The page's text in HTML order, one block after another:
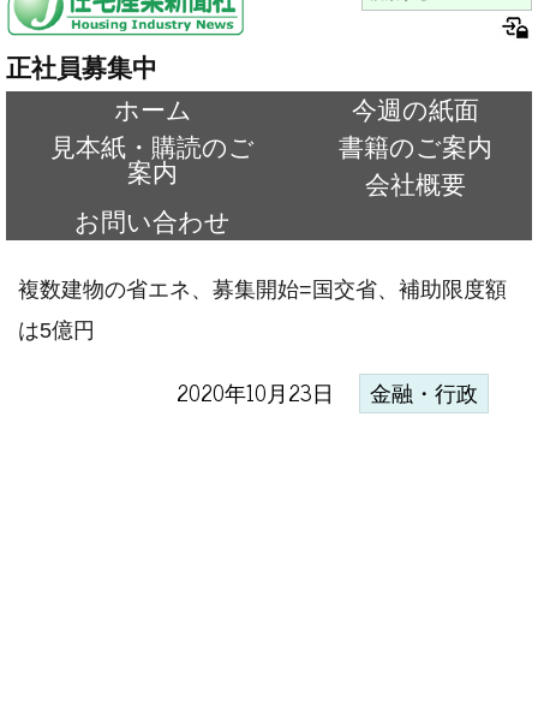
正社員募集中
ホーム
今週の紙面
見本紙・購読のご
案内
書籍のご案内
会社概要
お問い合わせ
複数建物の省エネ、募集開始=国交省、補助限度額
は5億円
2020年10月23日 金融・行政